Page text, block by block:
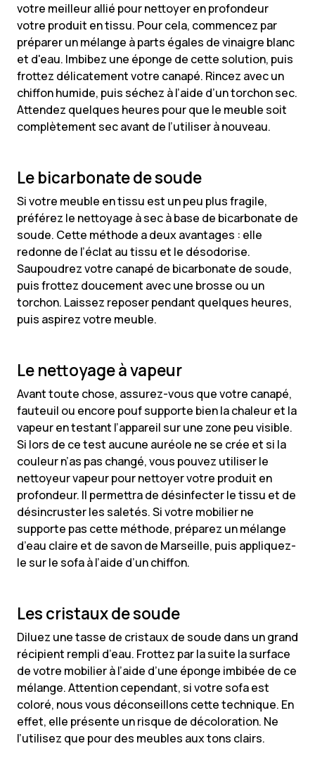
votre meilleur allié pour nettoyer en profondeur
votre produit en tissu. Pour cela, commencez par
préparer un mélange à parts égales de vinaigre blanc
et d'eau. Imbibez une éponge de cette solution, puis
frottez délicatement votre canapé. Rincez avec un
chiffon humide, puis séchez à l’aide d’un torchon sec.
Attendez quelques heures pour que le meuble soit
complètement sec avant de l’utiliser à nouveau.
Le bicarbonate de soude
Si votre meuble en tissu est un peu plus fragile,
préférez le nettoyage à sec à base de bicarbonate de
soude. Cette méthode a deux avantages : elle
redonne de l’éclat au tissu et le désodorise.
Saupoudrez votre canapé de bicarbonate de soude,
puis frottez doucement avec une brosse ou un
torchon. Laissez reposer pendant quelques heures,
puis aspirez votre meuble.
Le nettoyage à vapeur
Avant toute chose, assurez-vous que votre canapé,
fauteuil ou encore pouf supporte bien la chaleur et la
vapeur en testant l’appareil sur une zone peu visible.
Si lors de ce test aucune auréole ne se crée et si la
couleur n’as pas changé, vous pouvez utiliser le
nettoyeur vapeur pour nettoyer votre produit en
profondeur. Il permettra de désinfecter le tissu et de
désincruster les saletés. Si votre mobilier ne
supporte pas cette méthode, préparez un mélange
d’eau claire et de savon de Marseille, puis appliquez-
le sur le sofa à l’aide d’un chiffon.
Les cristaux de soude
Diluez une tasse de cristaux de soude dans un grand
récipient rempli d’eau. Frottez par la suite la surface
de votre mobilier à l’aide d’une éponge imbibée de ce
mélange. Attention cependant, si votre sofa est
coloré, nous vous déconseillons cette technique. En
effet, elle présente un risque de décoloration. Ne
l’utilisez que pour des meubles aux tons clairs.